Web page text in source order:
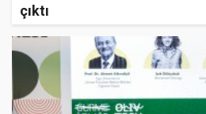
çıktı